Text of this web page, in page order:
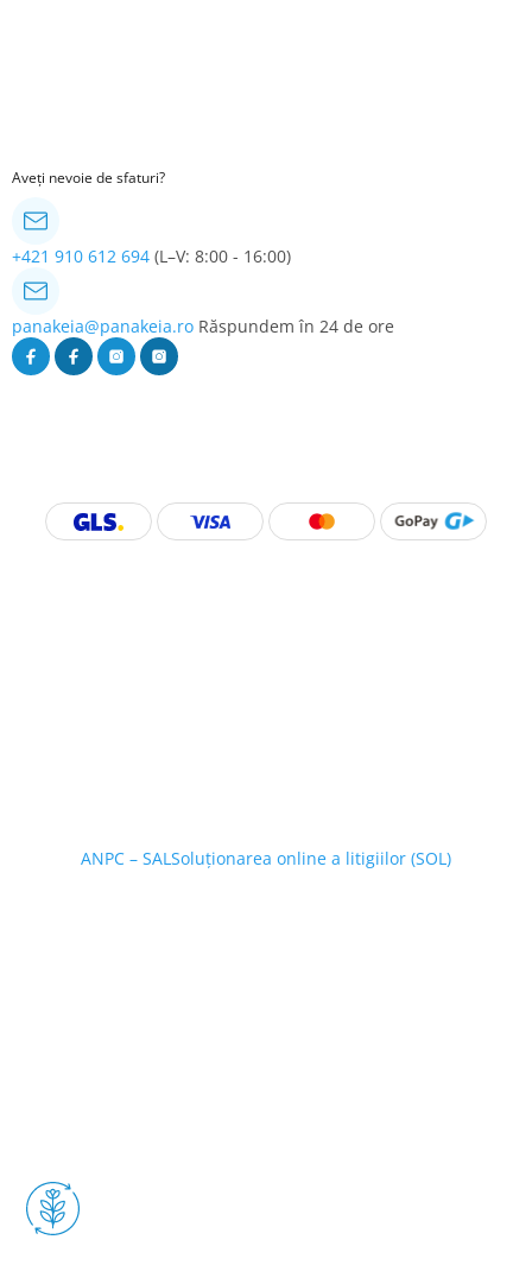
Aveți nevoie de sfaturi?
+421 910 612 694 (L–V: 8:00 - 16:00)
panakeia@panakeia.ro Răspundem în 24 de ore
ANPC – SAL Soluționarea online a litigiilor (SOL)